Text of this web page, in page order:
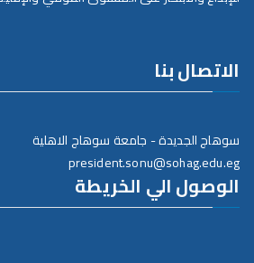
الاتصال بنا
سوهاج الجديدة - جامعة سوهاج الاهلية
president.sonu@sohag.edu.eg
الوصول الي الخريطة